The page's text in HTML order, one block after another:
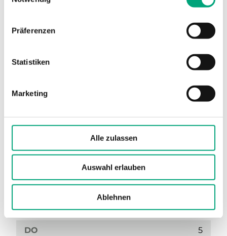
Präferenzen
Statistiken
Marketing
Alle zulassen
Auswahl erlauben
Ablehnen
RC-CTO
AI 1
UI 1
UO 0
DO 5